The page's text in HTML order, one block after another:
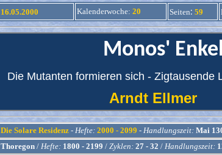
16.05.2000 Kalenderwoche: 20 Seiten: 59
Monos' Enkel
Die Mutanten formieren sich - Zigtausende
Arndt Ellmer
Die Solare Residenz -Hefte: 2000 - 2099 -Handlungszeit: Mai
Thoregon / Hefte: 1800 - 2199 / Zyklen: 27 - 32 / Handlungszeit: